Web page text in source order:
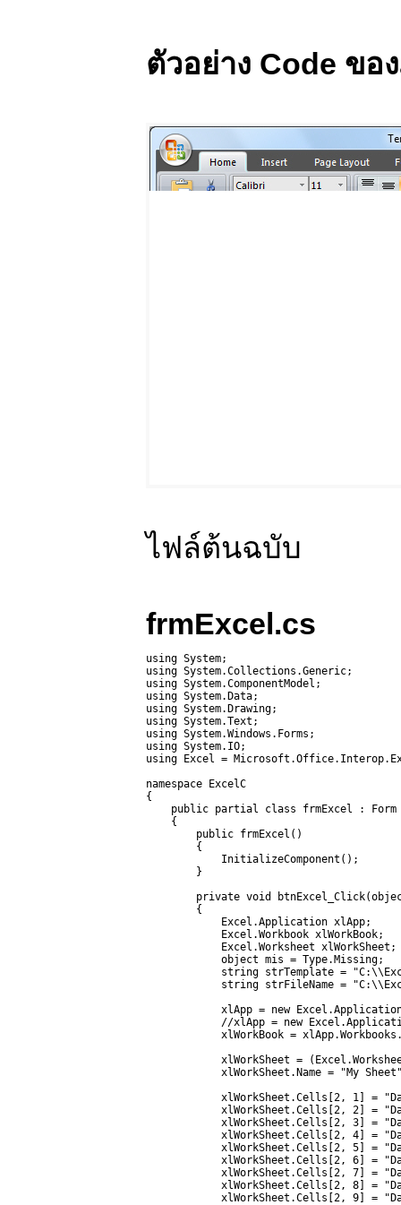
ตัวอย่าง Code ขอ
ไฟล์ต้นฉบับ
frmExcel.cs
using System;
using System.Collections.Generic;
using System.ComponentModel;
using System.Data;
using System.Drawing;
using System.Text;
using System.Windows.Forms;
using System.IO;
using Excel =
namespace ExcelC
{
    public partial class frmExcel : Form
    {
        public frmExcel()
        {
            InitializeComponent();
        }
private void
        {
            Excel.Application xlApp;
            Excel.Workbook xlWorkBook;
            Excel.Worksheet xlWorkSheet;
            object mis = Type.Missing;
string strTemplate =
string strFileName =
xlApp = new
//xlApp = new
xlWorkBook =
xlWorkSheet =
xlWorkSheet.Name = "My
xlWorkSheet.Cells[2, 1] =
xlWorkSheet.Cells[2, 2] =
xlWorkSheet.Cells[2, 3] =
xlWorkSheet.Cells[2, 4] =
xlWorkSheet.Cells[2, 5] =
xlWorkSheet.Cells[2, 6] =
xlWorkSheet.Cells[2, 7] =
xlWorkSheet.Cells[2, 8] =
xlWorkSheet.Cells[2, 9] =